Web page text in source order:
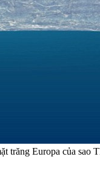
trăng Europa của sao